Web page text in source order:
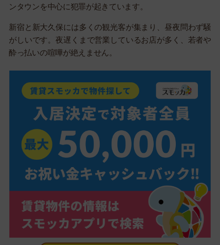
ンタウンを中心に犯罪が起きています。
新宿と新大久保には多くの観光客が集まり、昼夜問わず騒
がしいです。夜遅くまで営業しているお店が多く、若者や
酔っ払いの喧嘩が絶えません。